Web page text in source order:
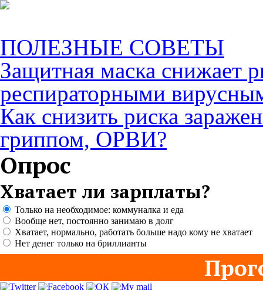
ПОЛЕЗНЫЕ СОВЕТЫ
Защитная маска снижает
респираторными
Как снизить риска
гриппом, ОРВИ?
Опрос
Хватает ли зарплаты?
Только на необходимое: коммуналка и еда
Вообще нет, постоянно занимаю в долг
Хватает, нормально, работать больше надо кому не хватает
Нет денег только на бриллианты